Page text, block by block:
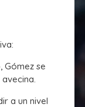
Gómez se
a un nivel